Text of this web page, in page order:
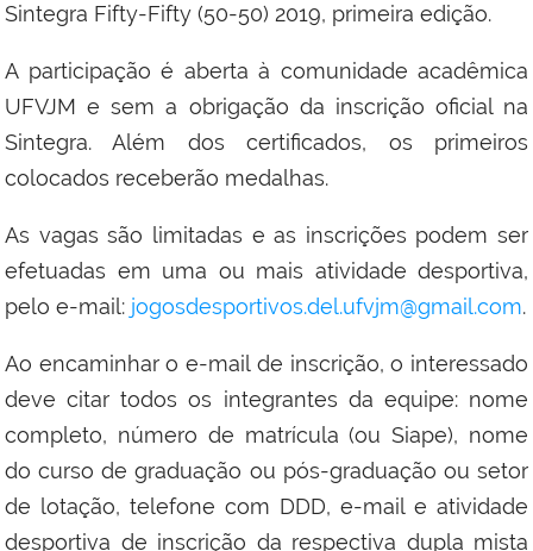
Sintegra Fifty-Fifty (50-50) 2019, primeira edição.
A participação é aberta à comunidade acadêmica
UFVJM e sem a obrigação da inscrição oficial na
Sintegra. Além dos certificados, os primeiros
colocados receberão medalhas.
As vagas são limitadas e as inscrições podem ser
efetuadas em uma ou mais atividade desportiva,
pelo e-mail: jogosdesportivos.del.ufvjm@gmail.com.
Ao encaminhar o e-mail de inscrição, o interessado
deve citar todos os integrantes da equipe: nome
completo, número de matrícula (ou Siape), nome
do curso de graduação ou pós-graduação ou setor
de lotação, telefone com DDD, e-mail e atividade
desportiva de inscrição da respectiva dupla mista